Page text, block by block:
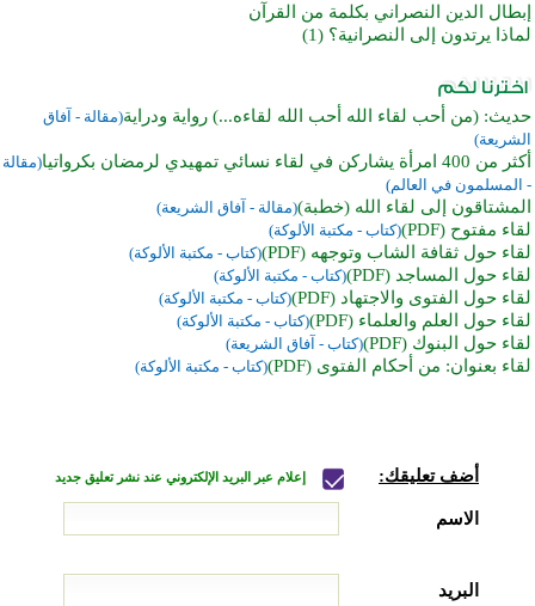
إبطال الدين النصراني بكلمة من القرآن
لماذا يرتدون إلى النصرانية؟ (1)
حديث: (من أحب لقاء الله أحب الله لقاءه...) رواية ودراية(مقالة - آفاق
الشريعة)
أكثر من 400 امرأة يشاركن في لقاء نسائي تمهيدي لرمضان بكرواتيا
(مقالة
- المسلمون في العالم)
المشتاقون إلى لقاء الله (خطبة)(مقالة - آفاق الشريعة)
لقاء مفتوح (PDF) (كتاب - مكتبة الألوكة)
لقاء حول ثقافة الشاب وتوجهه (PDF) (كتاب - مكتبة الألوكة)
لقاء حول المساجد (PDF) (كتاب - مكتبة الألوكة)
لقاء حول الفتوى والاجتهاد (PDF) (كتاب - مكتبة الألوكة)
لقاء حول العلم والعلماء (PDF) (كتاب - مكتبة الألوكة)
لقاء حول البنوك (PDF) (كتاب - آفاق الشريعة)
لقاء بعنوان: من أحكام الفتوى (PDF) (كتاب - مكتبة الألوكة)
أضف تعليقك: إعلام عبر البريد الإلكتروني عند نشر تعليق جديد
الاسم
البريد